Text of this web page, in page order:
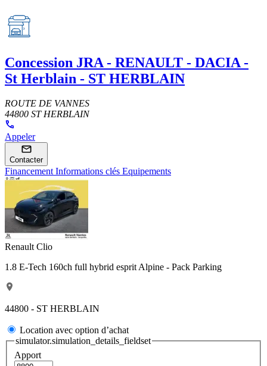
Concession JRA - RENAULT - DACIA -
St Herblain - ST HERBLAIN
ROUTE DE VANNES
44800 ST HERBLAIN
Appeler
Contacter
FinancementInformations clés Equipements
Renault Clio
1.8 E-Tech 160ch full hybrid esprit Alpine - Pack Parking
44800 - ST HERBLAIN
Location avec option d’achat
simulator.simulation_details_fieldset
Apport